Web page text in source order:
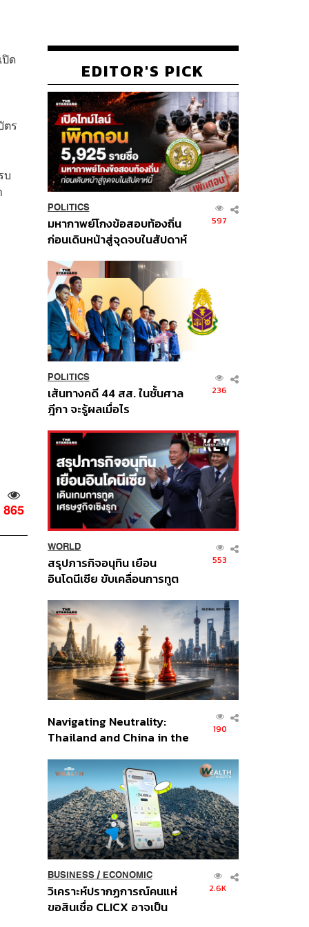
ปิด
ตร
บ
865
EDITOR'S PICK
POLITICS
มหากาพย์โกงข้อสอบท้องถิ่น
ก่อนเดินหน้าสู่จุดจบในสัปดาห์
597
POLITICS
เส้นทางคดี 44 สส. ในชั้นศาล
ฎีกา จะรู้ผลเมื่อไร
236
WORLD
สรุปภารกิจอนุทิน เยือน
อินโดนีเซีย ขับเคลื่อนการทูต
ส่วนยุทธศาสตร์ไทย –
อินโดนีเซีย
553
Navigating Neutrality:
Thailand and China in the
Order
190
BUSINESS/ ECONOMIC
วิเคราะห์ปรากฏการณ์คนแห่
ขอสินเชื่อ CLICX อาจเป็น
2.6K